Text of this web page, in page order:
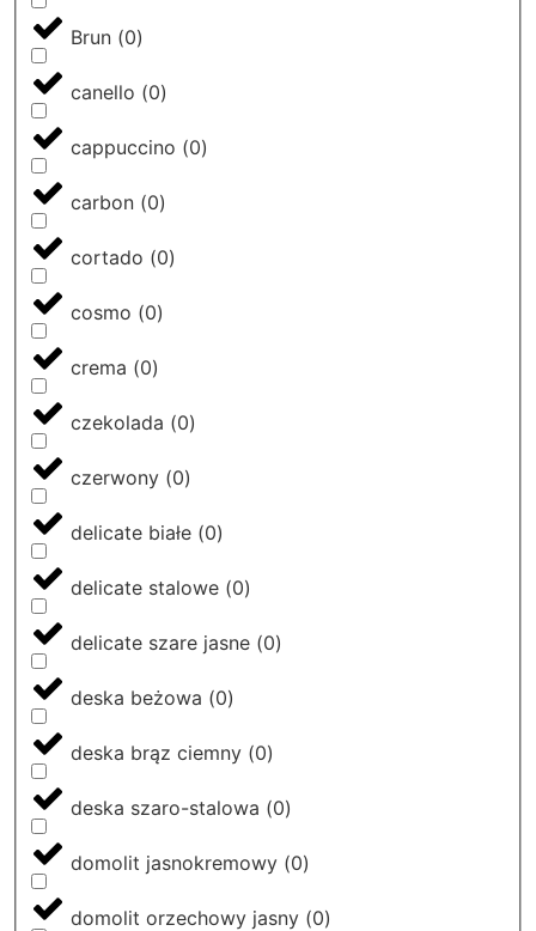
Brun (0)
canello (0)
cappuccino (0)
carbon (0)
cortado (0)
cosmo (0)
crema (0)
czekolada (0)
czerwony (0)
delicate białe (0)
delicate stalowe (0)
delicate szare jasne (0)
deska beżowa (0)
deska brąz ciemny (0)
deska szaro-stalowa (0)
domolit jasnokremowy (0)
domolit orzechowy jasny (0)